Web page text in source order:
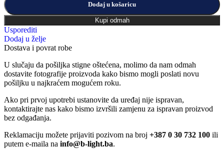
Dodaj u košaricu
Kupi odmah
Usporediti
Dodaj u želje
Dostava i povrat robe
U slučaju da pošiljka stigne oštećena, molimo da nam odmah
dostavite fotografije proizvoda kako bismo mogli poslati novu
pošiljku u najkraćem mogućem roku.
Ako pri prvoj upotrebi ustanovite da uređaj nije ispravan,
kontaktirajte nas kako bismo izvršili zamjenu za ispravan proizvod
bez odgađanja.
Reklamaciju možete prijaviti pozivom na broj +387 0 30 732 100 ili
putem e-maila na info@b-light.ba.